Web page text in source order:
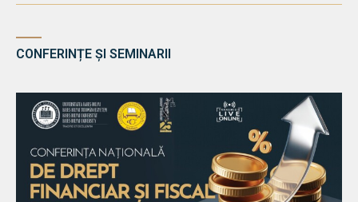
CONFERINȚE ȘI SEMINARII